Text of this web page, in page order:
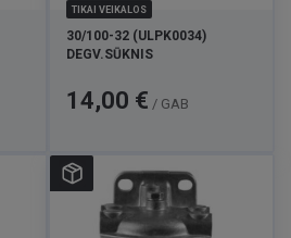
TIKAI VEIKALOS
30/100-32 (ULPK0034)
DEGV.SŪKNIS
Cena
14,00 € / GAB